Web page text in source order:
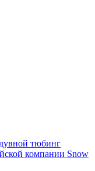
тюбинг
компании Snow